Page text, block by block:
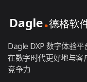
Dagle DXP 数字体验
在数字时代更好地与
竞争力